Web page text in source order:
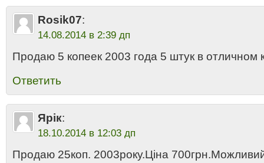
Rosik07:
14.08.2014 в 2:39 дп
Продаю 5 копеек 2003 года 5 штук в отличном
Ответить
Ярік:
18.10.2014 в 12:03 дп
Продаю 25коп. 2003року.Ціна